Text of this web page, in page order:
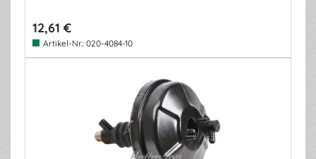
12,61 €
Artikel-Nr.: 020-4084-10